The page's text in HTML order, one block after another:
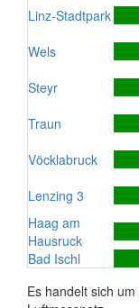
Linz-Stadtpark
Wels
Steyr
Traun
Vöcklabruck
Lenzing 3
Haag am
Hausruck
Bad Ischl
Es handelt sich